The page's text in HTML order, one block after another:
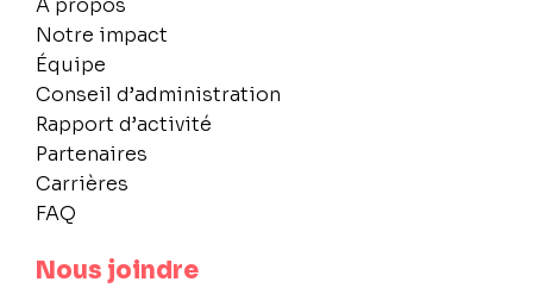
À propos
Notre impact
Équipe
Conseil d’administration
Rapport d’activité
Partenaires
Carrières
FAQ
Nous joindre